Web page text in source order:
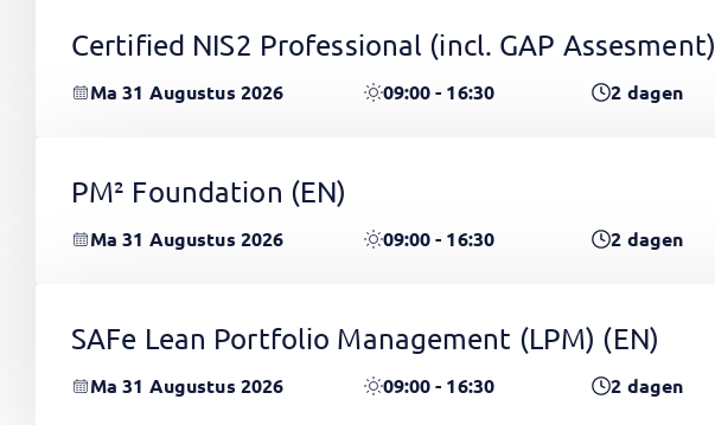
Certified NIS2 Professional (incl. GAP Assesment)
Ma 31 Augustus 2026 09:00 - 16:30 2 dagen
PM² Foundation (EN)
Ma 31 Augustus 2026 09:00 - 16:30 2 dagen
SAFe Lean Portfolio Management (LPM) (EN)
Ma 31 Augustus 2026 09:00 - 16:30 2 dagen